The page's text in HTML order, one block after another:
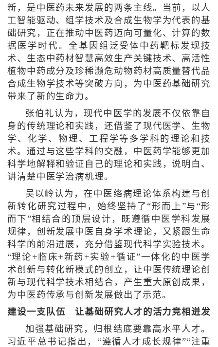
新，是中医药未来发展的两条主线。当前，以人
工智能驱动、组学技术及合成生物学为代表的基
础研究，正在推动中医药迈向可量化、计算的数
据医学时代。全基因组泛受体中药靶标发现技
术、生态中药材智慧高效生产关键技术、高活性
植物中药成分及珍稀濒危动物药材高质量替代品
合成生物学技术等突破方向，为中医药基础研究
带来了新的生命力。
张伯礼认为，现代中医学的发展不仅依靠自
身的传统理论和实践，还借鉴了现代医学、生物
学、化学、物理、工程学等多学科的理论和技
术。通过与这些学科的交融，中医药学能够更加
科学地解释和验证自己的理论和实践，说明白、
讲清楚中医学治病机理。
吴以岭认为，在中医络病理论体系构建与创
新转化研究过程中，始终坚持了“形而上”与“形
而下”相结合的顶层设计，既遵循中医学科发展
规律，创新发展中医自身学术理论，又紧跟生命
科学的前沿进展，充分借鉴现代科学实验技术。
“理论+临床+新药+实验+循证”一体化的中医学
术创新与转化新模式的创立，让中医传统理论创
新与现代科学技术相结合，产生重大原创成果，
为中医药传承与创新发展做出了示范。
建设一支队伍 让基础研究人才的活力竞相迸发
加强基础研究，归根结底要靠高水平人才。
习近平总书记指出，“遵循人才成长规律”“注重